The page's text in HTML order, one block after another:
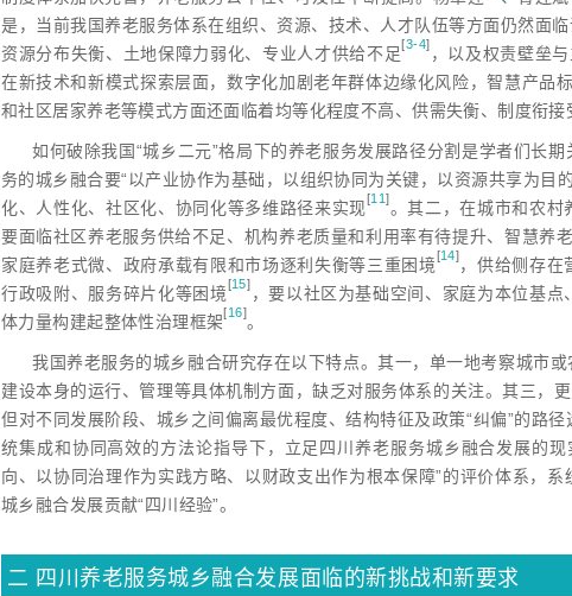
是，当前我国养老服务体系在组织、资源、技术、人才队伍等方面仍然面
资源分布失衡、土地保障力弱化、专业人才供给不足[3-4] ，以及权责壁垒
在新技术和新模式探索层面，数字化加剧老年群体边缘化风险，智慧产品
和社区居家养老等模式方面还面临着均等化程度不高、供需失衡、制度衔接
如何破除我国“城乡二元”格局下的养老服务发展路径分割是学者们长
务的城乡融合要“以产业协作为基础，以组织协同为关键，以资源共享为目
化、人性化、社区化、协同化等多维路径来实现[11]。其二，在城市和农村
要面临社区养老服务供给不足、机构养老质量和利用率有待提升、智慧养
家庭养老式微、政府承载有限和市场逐利失衡等三重困境[14]，供给侧存在
行政吸附、服务碎片化等困境[15] ，要以社区为基础空间、家庭为本位基
体力量构建起整体性治理框架[16]。
我国养老服务的城乡融合研究存在以下特点。其一，单一地考察城市
建设本身的运行、管理等具体机制方面，缺乏对服务体系的关注。其三，
但对不同发展阶段、城乡之间偏离最优程度、结构特征及政策“纠偏”的路
统集成和协同高效的方法论指导下，立足四川养老服务城乡融合发展的
向、以协同治理作为实践方略、以财政支出作为根本保障”的评价体系，
城乡融合发展贡献“四川经验”。
二 四川养老服务城乡融合发展面临的新挑战和新要求